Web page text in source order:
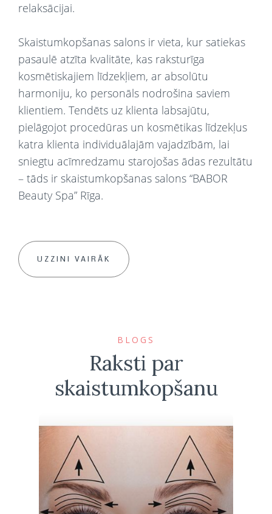
relaksācijai.
Skaistumkopšanas salons ir vieta, kur satiekas
pasaulē atzīta kvalitāte, kas raksturīga
kosmētiskajiem līdzekļiem, ar absolūtu
harmoniju, ko personāls nodrošina saviem
klientiem. Tendēts uz klienta labsajūtu,
pielāgojot procedūras un kosmētikas līdzekļus
katra klienta individuālajām vajadzībām, lai
sniegtu acīmredzamu starojošas ādas rezultātu
– tāds ir skaistumkopšanas salons “BABOR
Beauty Spa” Rīga.
UZZINI VAIRĀK
BLOGS
Raksti par
skaistumkopšanu